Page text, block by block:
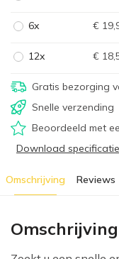
6x €
12x €
Gratis bezorging
Snelle verzending
Beoordeeld met
Download
Omschrijving Reviews
Omschrijving